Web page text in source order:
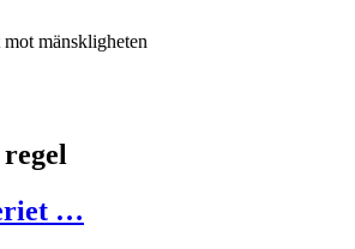
mänskligheten
regel
…